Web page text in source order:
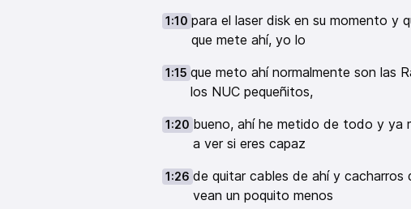
1:10 para el laser disk en su momento y
que mete ahí, yo lo
1:15 que meto ahí normalmente son las
los NUC pequeñitos,
1:20 bueno, ahí he metido de todo y ya
a ver si eres capaz
1:26 de quitar cables de ahí y cacharros
vean un poquito menos